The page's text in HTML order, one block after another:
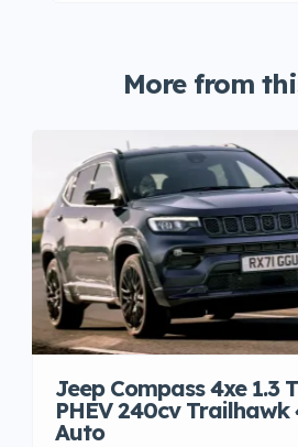
More from
Jeep Compass 4xe 1.3
PHEV 240cv Trailhawk
Auto